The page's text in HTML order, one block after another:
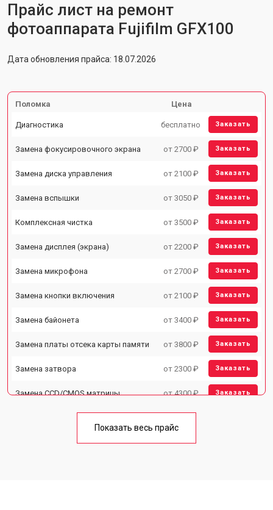
Прайс лист на ремонт
фотоаппарата Fujifilm GFX100
Дата обновления прайса: 18.07.2026
Поломка Цена
Диагностика бесплатно Заказать
Замена фокусировочного экрана от 2700 ₽ Заказать
Замена диска управления от 2100 ₽ Заказать
Замена вспышки от 3050 ₽ Заказать
Комплексная чистка от 3500 ₽ Заказать
Замена дисплея (экрана) от 2200 ₽ Заказать
Замена микрофона от 2700 ₽ Заказать
Замена кнопки включения от 2100 ₽ Заказать
Замена байонета от 3400 ₽ Заказать
Замена платы отсека карты памяти от 3800 ₽ Заказать
Замена затвора от 2300 ₽ Заказать
Замена CCD/CMOS матрицы от 4300 ₽ Заказать
Показать весь прайс